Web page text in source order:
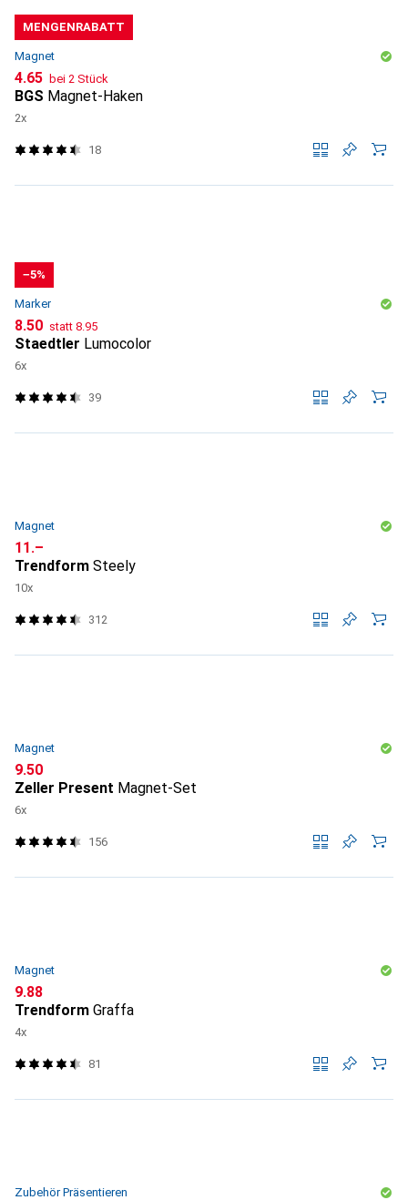
MENGENRABATT
Magnet
CHF
4.65 bei 2 Stück
BGS Magnet-Haken
2x
18
−5%
Marker
CHF
8.50 statt CHF
8.95
Staedtler Lumocolor
6x
39
Magnet
CHF
11.–
Trendform Steely
10x
312
Magnet
CHF
9.50
Zeller Present Magnet-Set
6x
156
Magnet
CHF
9.88
Trendform Graffa
4x
81
Zubehör Präsentieren